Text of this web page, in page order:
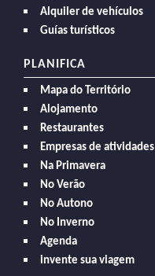
Alquiler de vehículos
Guías turísticos
PLANIFICA
Mapa do Território
Alojamento
Restaurantes
Empresas de atividades
Na Primavera
No Verão
No Autono
No Inverno
Agenda
invente sua viagem